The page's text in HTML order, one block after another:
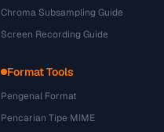
Chroma Subsampling Guide
Screen Recording Guide
Format Tools
Pengenal Format
Pencarian Tipe MIME